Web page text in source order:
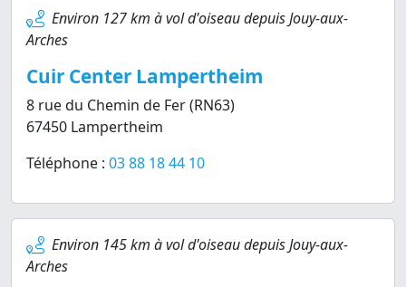
Environ 127 km à vol d'oiseau depuis Jouy-aux-
Arches
Cuir Center Lampertheim
8 rue du Chemin de Fer (RN63)
67450 Lampertheim
Téléphone : 03 88 18 44 10
Environ 145 km à vol d'oiseau depuis Jouy-aux-
Arches